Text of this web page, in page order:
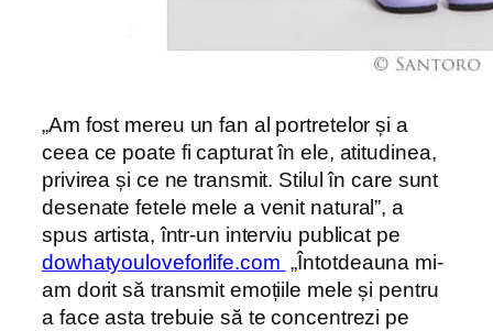
„Am fost mereu un fan al portretelor și a
ceea ce poate fi capturat în ele, atitudinea,
privirea și ce ne transmit. Stilul în care sunt
desenate fetele mele a venit natural”, a
spus artista, într-un interviu publicat pe
dowhatyouloveforlife.com „Întotdeauna mi-
am dorit să transmit emoțiile mele și pentru
a face asta trebuie să te concentrezi pe